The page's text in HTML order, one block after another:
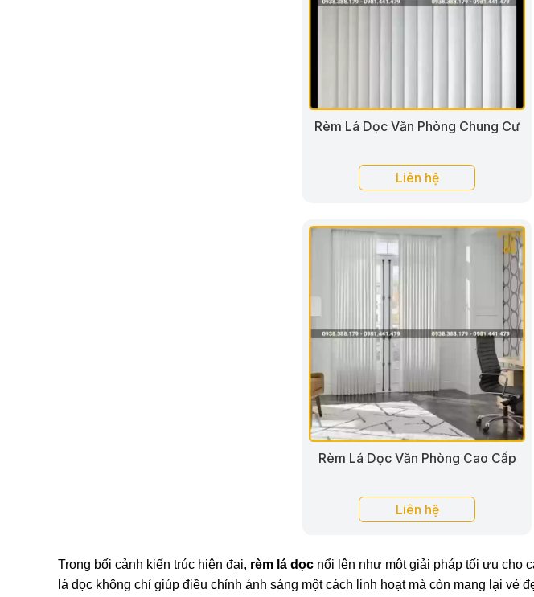
Rèm Lá Dọc Văn Phòng Chung Cư
Liên hệ
Rèm Lá Dọc Văn Phòng Cao Cấp
Liên hệ
Trong bối cảnh kiến trúc hiện đại, rèm lá dọc nổi lên như một giải pháp tối ưu cho
lá dọc không chỉ giúp điều chỉnh ánh sáng một cách linh hoạt mà còn mang lại vẻ